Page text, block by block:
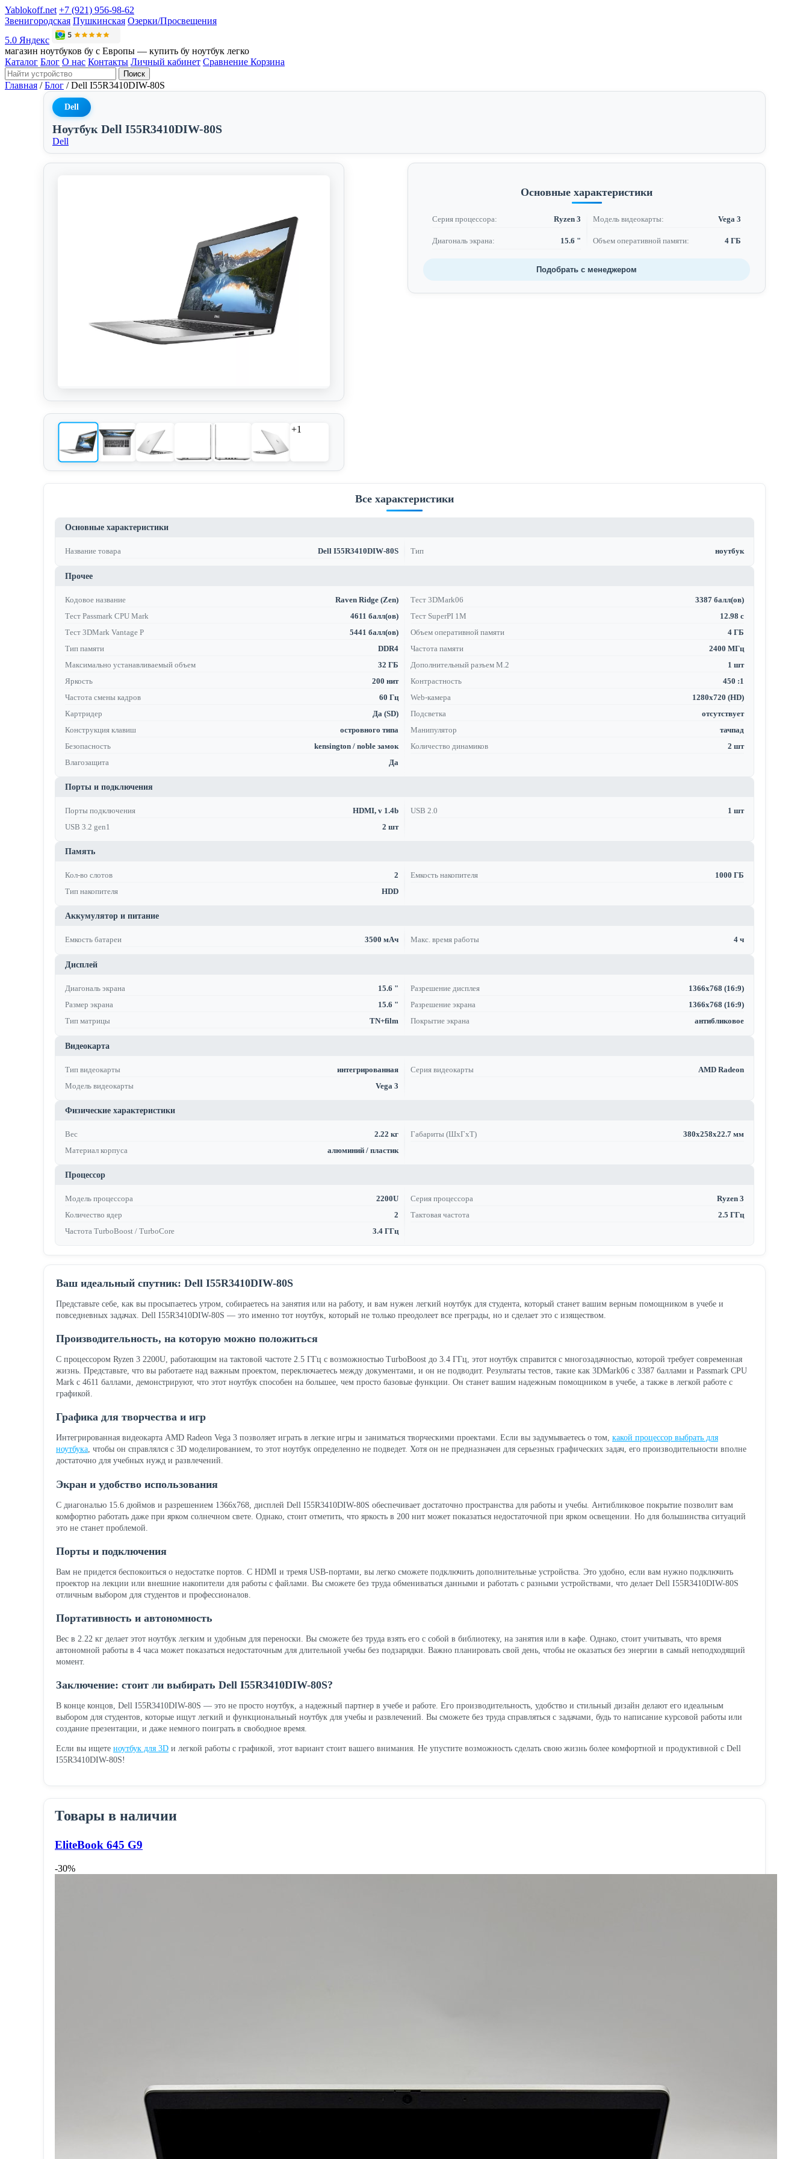
Yablokoff.net +7 (921) 956-98-62
Звенигородская Пушкинская Озерки/Просвещения
5.0 Яндекс
магазин ноутбуков бу с Европы — купить бу ноутбук легко
Каталог Блог О нас Контакты Личный кабинет Сравнение Корзина
Поиск
Главная / Блог / Dell I55R3410DIW-80S
Dell
Ноутбук Dell I55R3410DIW-80S
Dell
+1
Основные характеристики
Серия процессора: Ryzen 3 Модель видеокарты: Vega 3
Диагональ экрана: 15.6 " Объем оперативной памяти: 4 ГБ
Подобрать с менеджером
Все характеристики
Основные характеристики
Название товара Dell I55R3410DIW-80S Тип ноутбук
Прочее
Кодовое название Raven Ridge (Zen) Тест 3DMark06
3387 балл(ов)
Тест Passmark CPU Mark
4611 балл(ов) Тест SuperPI 1M
12.98 с
Тест 3DMark Vantage P
5441 балл(ов) Объем оперативной памяти
4 ГБ
Тип памяти
DDR4 Частота памяти
2400 МГц
Максимально устанавливаемый объем
32 ГБ Дополнительный разъем M.2
1 шт
Яркость
200 нит Контрастность
450 :1
Частота смены кадров
60 Гц Web-камера
1280x720 (HD)
Картридер
Да (SD) Подсветка
отсутствует
Конструкция клавиш
островного типа Манипулятор
тачпад
Безопасность
kensington / noble замок Количество динамиков
2 шт
Влагозащита
Да
Порты и подключения
Порты подключения HDMI, v 1.4b USB 2.0
1 шт
USB 3.2 gen1
2 шт
Память
Кол-во слотов 2 Емкость накопителя
1000 ГБ
Тип накопителя
HDD
Аккумулятор и питание
Емкость батареи 3500 мАч Макс. время работы 4 ч
Дисплей
Диагональ экрана 15.6 " Разрешение дисплея
1366x768 (16:9)
Размер экрана
15.6 " Разрешение экрана
1366x768 (16:9)
Тип матрицы
TN+film Покрытие экрана антибликовое
Видеокарта
Тип видеокарты интегрированная Серия видеокарты
AMD Radeon
Модель видеокарты
Vega 3
Физические характеристики
Вес 2.22 кг Габариты (ШхГхТ)
380x258x22.7 мм
Материал корпуса
алюминий / пластик
Процессор
Модель процессора 2200U Серия процессора
Ryzen 3
Количество ядер
2 Тактовая частота
2.5 ГГц
Частота TurboBoost / TurboCore
3.4 ГГц
Ваш идеальный спутник: Dell I55R3410DIW-80S
Представьте себе, как вы просыпаетесь утром, собираетесь на занятия или на работу, и вам нужен легкий ноутбук для студента, который станет вашим верным помощником в учебе и
повседневных задачах. Dell I55R3410DIW-80S — это именно тот ноутбук, который не только преодолеет все преграды, но и сделает это с изяществом.
Производительность, на которую можно положиться
С процессором Ryzen 3 2200U, работающим на тактовой частоте 2.5 ГГц с возможностью TurboBoost до 3.4 ГГц, этот ноутбук справится с многозадачностью, которой требует современная
жизнь. Представьте, что вы работаете над важным проектом, переключаетесь между документами, и он не подводит. Результаты тестов, такие как 3DMark06 с 3387 баллами и Passmark CPU
Mark с 4611 баллами, демонстрируют, что этот ноутбук способен на большее, чем просто базовые функции. Он станет вашим надежным помощником в учебе, а также в легкой работе с
графикой.
Графика для творчества и игр
Интегрированная видеокарта AMD Radeon Vega 3 позволяет играть в легкие игры и заниматься творческими проектами. Если вы задумываетесь о том, какой процессор выбрать для
ноутбука, чтобы он справлялся с 3D моделированием, то этот ноутбук определенно не подведет. Хотя он не предназначен для серьезных графических задач, его производительности вполне
достаточно для учебных нужд и развлечений.
Экран и удобство использования
С диагональю 15.6 дюймов и разрешением 1366x768, дисплей Dell I55R3410DIW-80S обеспечивает достаточно пространства для работы и учебы. Антибликовое покрытие позволит вам
комфортно работать даже при ярком солнечном свете. Однако, стоит отметить, что яркость в 200 нит может показаться недостаточной при ярком освещении. Но для большинства ситуаций
это не станет проблемой.
Порты и подключения
Вам не придется беспокоиться о недостатке портов. С HDMI и тремя USB-портами, вы легко сможете подключить дополнительные устройства. Это удобно, если вам нужно подключить
проектор на лекции или внешние накопители для работы с файлами. Вы сможете без труда обмениваться данными и работать с разными устройствами, что делает Dell I55R3410DIW-80S
отличным выбором для студентов и профессионалов.
Портативность и автономность
Вес в 2.22 кг делает этот ноутбук легким и удобным для переноски. Вы сможете без труда взять его с собой в библиотеку, на занятия или в кафе. Однако, стоит учитывать, что время
автономной работы в 4 часа может показаться недостаточным для длительной учебы без подзарядки. Важно планировать свой день, чтобы не оказаться без энергии в самый неподходящий
момент.
Заключение: стоит ли выбирать Dell I55R3410DIW-80S?
В конце концов, Dell I55R3410DIW-80S — это не просто ноутбук, а надежный партнер в учебе и работе. Его производительность, удобство и стильный дизайн делают его идеальным
выбором для студентов, которые ищут легкий и функциональный ноутбук для учебы и развлечений. Вы сможете без труда справляться с задачами, будь то написание курсовой работы или
создание презентации, и даже немного поиграть в свободное время.
Если вы ищете ноутбук для 3D и легкой работы с графикой, этот вариант стоит вашего внимания. Не упустите возможность сделать свою жизнь более комфортной и продуктивной с Dell
I55R3410DIW-80S!
Товары в наличии
EliteBook 645 G9
-30%